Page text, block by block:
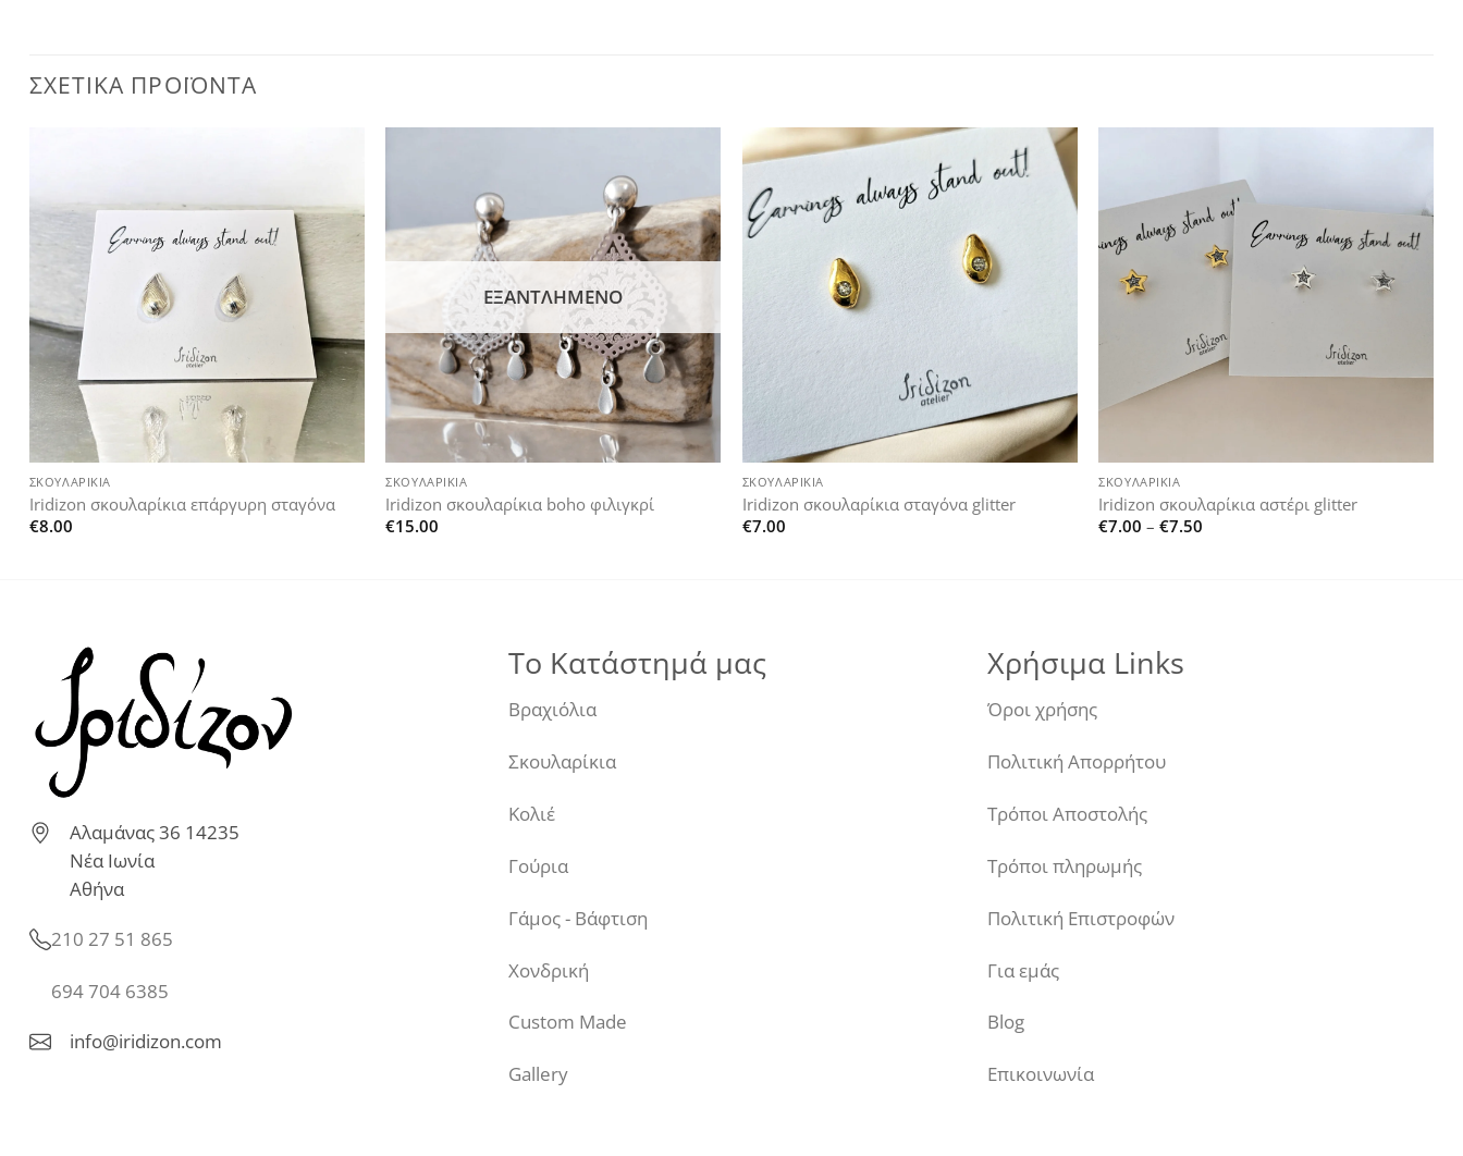
ΣΧΕΤΙΚΆ ΠΡΟΪΌΝΤΑ
wishlist
ΣΚΟΥΛΑΡΊΚΙΑ
Iridizon σκουλαρίκια επάργυρη σταγόνα
€8.00
wishlist
ΕΞΑΝΤΛΗΜΈΝΟ
ΣΚΟΥΛΑΡΊΚΙΑ
Iridizon σκουλαρίκια boho φιλιγκρί
€15.00
ΣΚΟΥΛΑΡΊΚΙΑ
Iridizon σκουλαρίκια σταγόνα glitter
€7.00
wishlist
ΣΚΟΥΛΑΡΊΚΙΑ
Iridizon σκουλαρίκια αστέρι glitter
€7.00 – €7.50
Αλαμάνας 36 14235
Νέα Ιωνία
Αθήνα
210 27 51 865
694 704 6385
info@iridizon.com
Το Κατάστημά μας
Βραχιόλια
Σκουλαρίκια
Κολιέ
Γούρια
Γάμος - Βάφτιση
Χονδρική
Custom Made
Gallery
Χρήσιμα Links
Όροι χρήσης
Πολιτική Απορρήτου
Τρόποι Αποστολής
Τρόποι πληρωμής
Πολιτική Επιστροφών
Για εμάς
Blog
Επικοινωνία